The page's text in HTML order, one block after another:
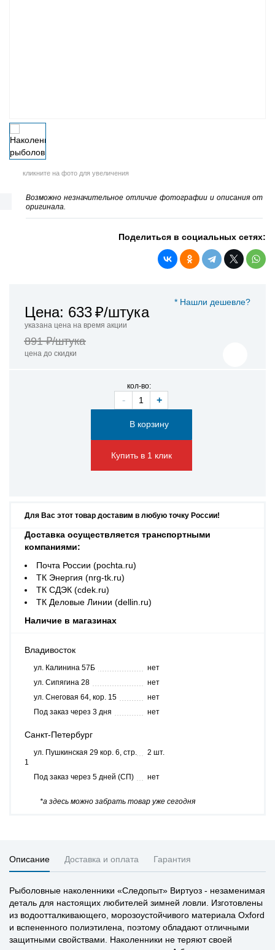
кликните на фото для увеличения
Возможно незначительное отличие фотографии и описания от
оригинала.
Поделиться в социальных сетях:
* Нашли дешевле?
Цена: 633₽/штука
указана цена на время акции
891 ₽/штука
цена до скидки
кол-во:
- +
Купить в 1 клик
Для Вас этот товар доставим в любую точку России!
Доставка осуществляется транспортными
компаниями:
Почта России (pochta.ru)
ТК Энергия (nrg-tk.ru)
ТК СДЭК (cdek.ru)
ТК Деловые Линии (dellin.ru)
Наличие в магазинах
Владивосток
ул. Калинина 57Б
нет
ул. Сипягина 28
нет
ул. Снеговая 64, кор. 15
нет
Под заказ через 3 дня
нет
Санкт-Петербург
ул. Пушкинская 29 кор. 6, стр.
1
2 шт.
Под заказ через 5 дней (СП) нет
*а здесь можно забрать товар уже сегодня
Описание Доставка и оплата Гарантия
Рыболовные наколенники «Следопыт» Виртуоз - незаменимая
деталь для настоящих любителей зимней ловли. Изготовлены
из водоотталкивающего, морозоустойчивого материала Oxford
и вспененного полиэтилена, поэтому обладают отличными
защитными свойствами. Наколенники не теряют своей